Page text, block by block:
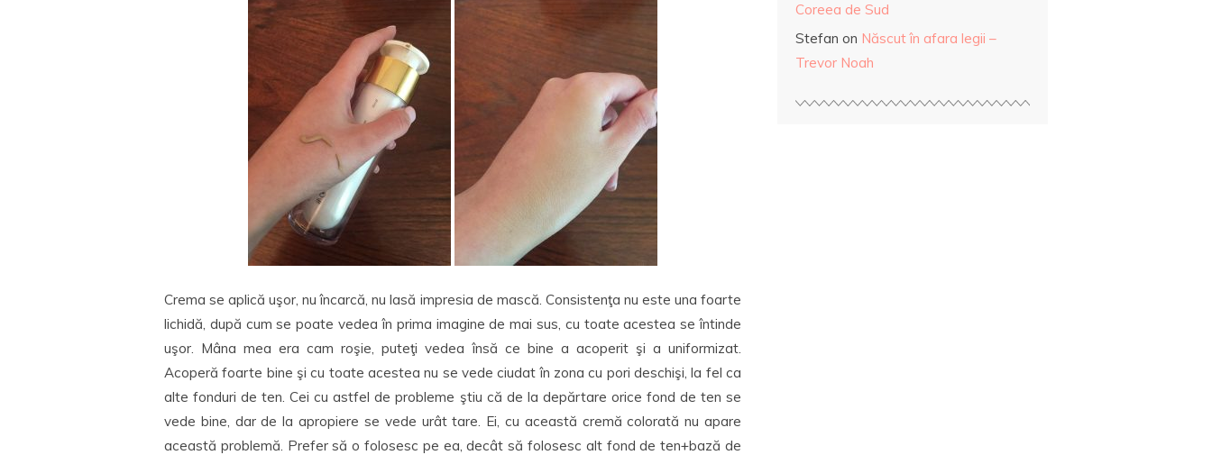
Crema se aplică uşor, nu încarcă, nu lasă impresia de mască. Consistenţa nu este una foarte
lichidă, după cum se poate vedea în prima imagine de mai sus, cu toate acestea se întinde
uşor. Mâna mea era cam roşie, puteţi vedea însă ce bine a acoperit şi a uniformizat.
Acoperă foarte bine şi cu toate acestea nu se vede ciudat în zona cu pori deschişi, la fel ca
alte fonduri de ten. Cei cu astfel de probleme ştiu că de la depărtare orice fond de ten se
vede bine, dar de la apropiere se vede urât tare. Ei, cu această cremă colorată nu apare
această problemă. Prefer să o folosesc pe ea, decât să folosesc alt fond de ten+bază de
Coreea de Sud
Stefan on Născut în afara legii –
Trevor Noah